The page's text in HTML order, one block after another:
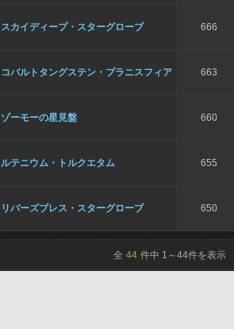
スカイディープ・スターグローブ 666
コバルトタングステン・プラニスフィア 663
ゾーモーの星見盤 660
ルテニウム・トルクエタム 655
リバーズブレス・スターグローブ 650
全 44 件中 1 ～44件を表示